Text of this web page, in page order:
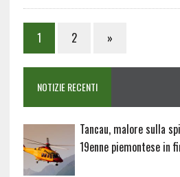
1 2 »
NOTIZIE RECENTI
Tancau, malore sulla
19enne piemontese in